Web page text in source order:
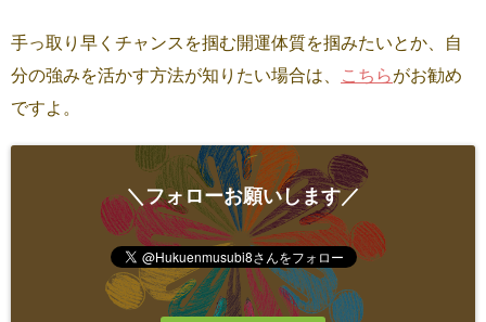
手っ取り早くチャンスを掴む開運体質を掴みたいとか、自
分の強みを活かす方法が知りたい場合は、
こちらがお勧め
ですよ。
＼フォローお願いします／